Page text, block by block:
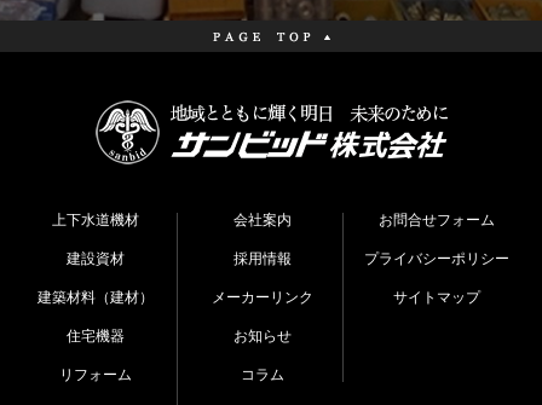
上下水道機材
建設資材
建築材料（建材）
住宅機器
リフォーム
会社案内
採用情報
メーカーリンク
お知らせ
コラム
お問合せフォーム
プライバシーポリシー
サイトマップ